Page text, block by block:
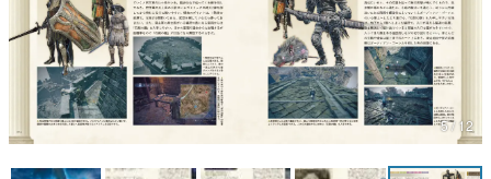
電ファミニコゲーマーとは？
運営：株式会社マレ
5 / 12